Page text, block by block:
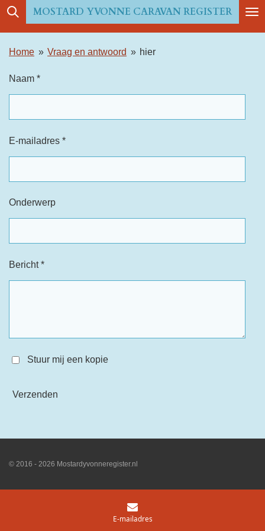
Ga
direct
naar
hoofdinhoud
MOSTARD YVONNE CARAVAN REGISTER
Home » Vraag en antwoord » hier
Naam *
E-mailadres *
Onderwerp
Bericht *
Stuur mij een kopie
Verzenden
© 2016 - 2026 Mostardyvonneregister.nl
E-mailadres